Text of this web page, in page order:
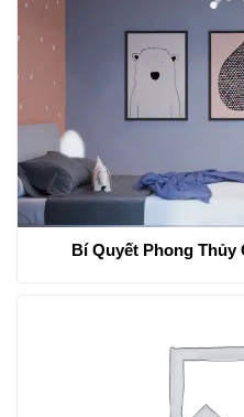
Bí Quyết Phong Thủy